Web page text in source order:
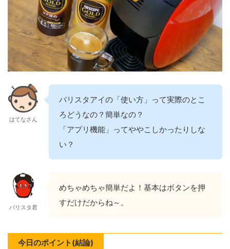
はてなさん
バリスタアイの「使い方」って実際のとこ
ろどうなの？簡単なの？
「アプリ機能」ってややこしかったりしな
い？
バリスタ君
めちゃめちゃ簡単だよ！基本はボタンを押
すだけだからね～。
今日のポイント(結論)